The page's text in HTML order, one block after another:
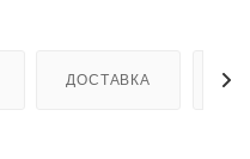
ДОСТАВКА